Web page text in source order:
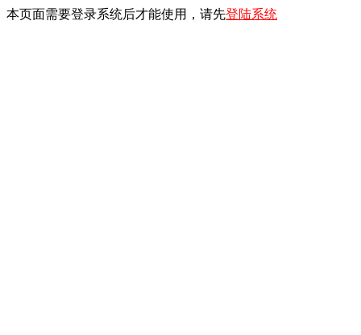
本页面需要登录系统后才能使用，请先登陆系统